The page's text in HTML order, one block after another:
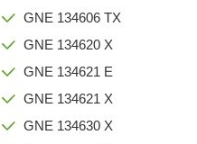
GNE 134606 TX
GNE 134620 X
GNE 134621 E
GNE 134621 X
GNE 134630 X